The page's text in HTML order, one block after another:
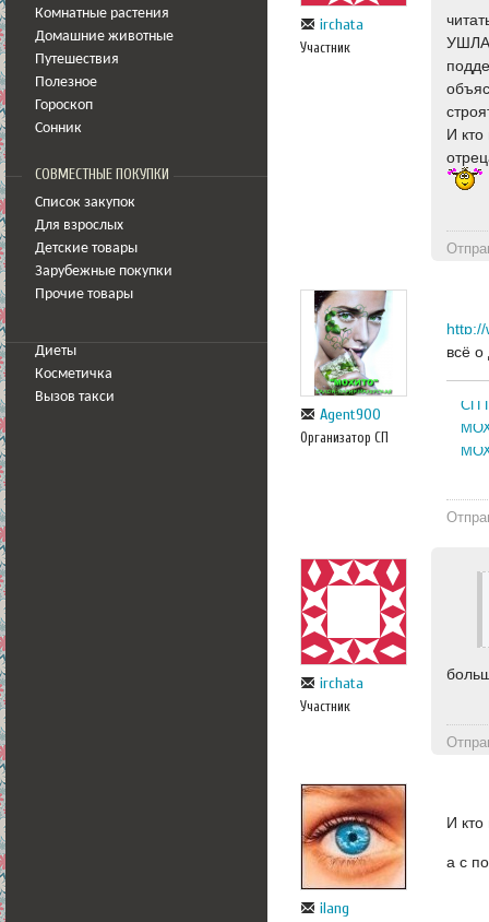
Комнатные растения
Домашние животные
Путешествия
Полезное
Гороскоп
Сонник
СОВМЕСТНЫЕ ПОКУПКИ
Список закупок
Для взрослых
Детские товары
Зарубежные покупки
Прочие товары
Диеты
Косметичка
Вызов такси
irchata
Участник
И кто
Agent900
Организатор СП
всё о
СП
irchata
Участник
ilang
И
а с